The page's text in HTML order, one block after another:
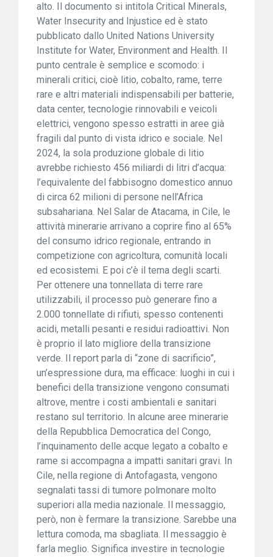
alto. Il documento si intitola Critical Minerals,
Water Insecurity and Injustice ed è stato
pubblicato dallo United Nations University
Institute for Water, Environment and Health. Il
punto centrale è semplice e scomodo: i
minerali critici, cioè litio, cobalto, rame, terre
rare e altri materiali indispensabili per batterie,
data center, tecnologie rinnovabili e veicoli
elettrici, vengono spesso estratti in aree già
fragili dal punto di vista idrico e sociale. Nel
2024, la sola produzione globale di litio
avrebbe richiesto 456 miliardi di litri d’acqua:
l’equivalente del fabbisogno domestico annuo
di circa 62 milioni di persone nell’Africa
subsahariana. Nel Salar de Atacama, in Cile, le
attività minerarie arrivano a coprire fino al 65%
del consumo idrico regionale, entrando in
competizione con agricoltura, comunità locali
ed ecosistemi. E poi c’è il tema degli scarti.
Per ottenere una tonnellata di terre rare
utilizzabili, il processo può generare fino a
2.000 tonnellate di rifiuti, spesso contenenti
acidi, metalli pesanti e residui radioattivi. Non
è proprio il lato migliore della transizione
verde. Il report parla di “zone di sacrificio”,
un’espressione dura, ma efficace: luoghi in cui i
benefici della transizione vengono consumati
altrove, mentre i costi ambientali e sanitari
restano sul territorio. In alcune aree minerarie
della Repubblica Democratica del Congo,
l’inquinamento delle acque legato a cobalto e
rame si accompagna a impatti sanitari gravi. In
Cile, nella regione di Antofagasta, vengono
segnalati tassi di tumore polmonare molto
superiori alla media nazionale. Il messaggio,
però, non è fermare la transizione. Sarebbe una
lettura comoda, ma sbagliata. Il messaggio è
farla meglio. Significa investire in tecnologie